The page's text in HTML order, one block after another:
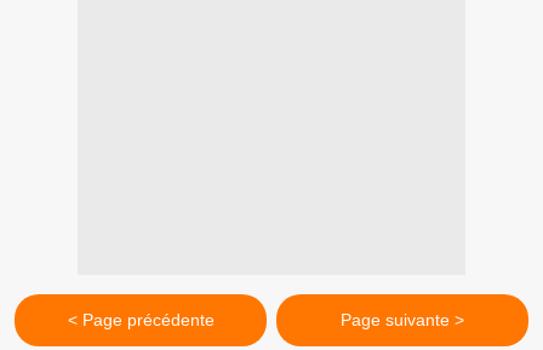
< Page précédente Page suivante >